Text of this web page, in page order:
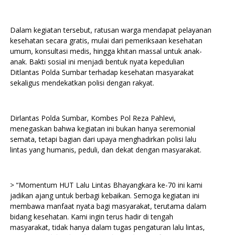
Dalam kegiatan tersebut, ratusan warga mendapat pelayanan
kesehatan secara gratis, mulai dari pemeriksaan kesehatan
umum, konsultasi medis, hingga khitan massal untuk anak-
anak. Bakti sosial ini menjadi bentuk nyata kepedulian
Ditlantas Polda Sumbar terhadap kesehatan masyarakat
sekaligus mendekatkan polisi dengan rakyat.
Dirlantas Polda Sumbar, Kombes Pol Reza Pahlevi,
menegaskan bahwa kegiatan ini bukan hanya seremonial
semata, tetapi bagian dari upaya menghadirkan polisi lalu
lintas yang humanis, peduli, dan dekat dengan masyarakat.
> “Momentum HUT Lalu Lintas Bhayangkara ke-70 ini kami
jadikan ajang untuk berbagi kebaikan. Semoga kegiatan ini
membawa manfaat nyata bagi masyarakat, terutama dalam
bidang kesehatan. Kami ingin terus hadir di tengah
masyarakat, tidak hanya dalam tugas pengaturan lalu lintas,